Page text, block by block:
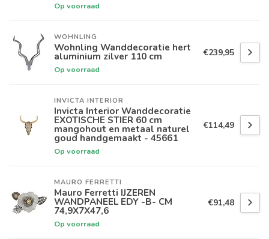
Op voorraad
WOHNLING
Wohnling Wanddecoratie hert
aluminium zilver 110 cm
Op voorraad
€239,95
INVICTA INTERIOR
Invicta Interior Wanddecoratie
EXOTISCHE STIER 60 cm
mangohout en metaal naturel
goud handgemaakt - 45661
Op voorraad
€114,49
MAURO FERRETTI
Mauro Ferretti IJZEREN
WANDPANEEL EDY -B- CM
74,9X7X47,6
Op voorraad
€91,48